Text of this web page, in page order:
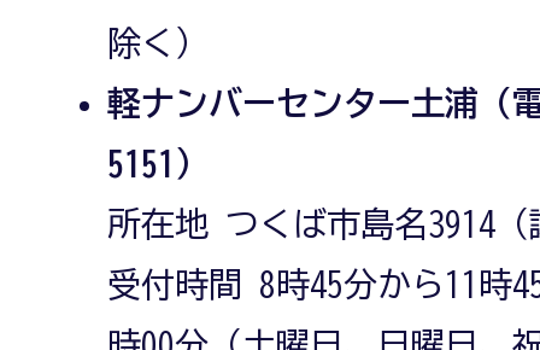
除く）
軽ナンバーセンター土浦（
5151）
所在地 つくば市島名3914（
受付時間 8時45分から11時